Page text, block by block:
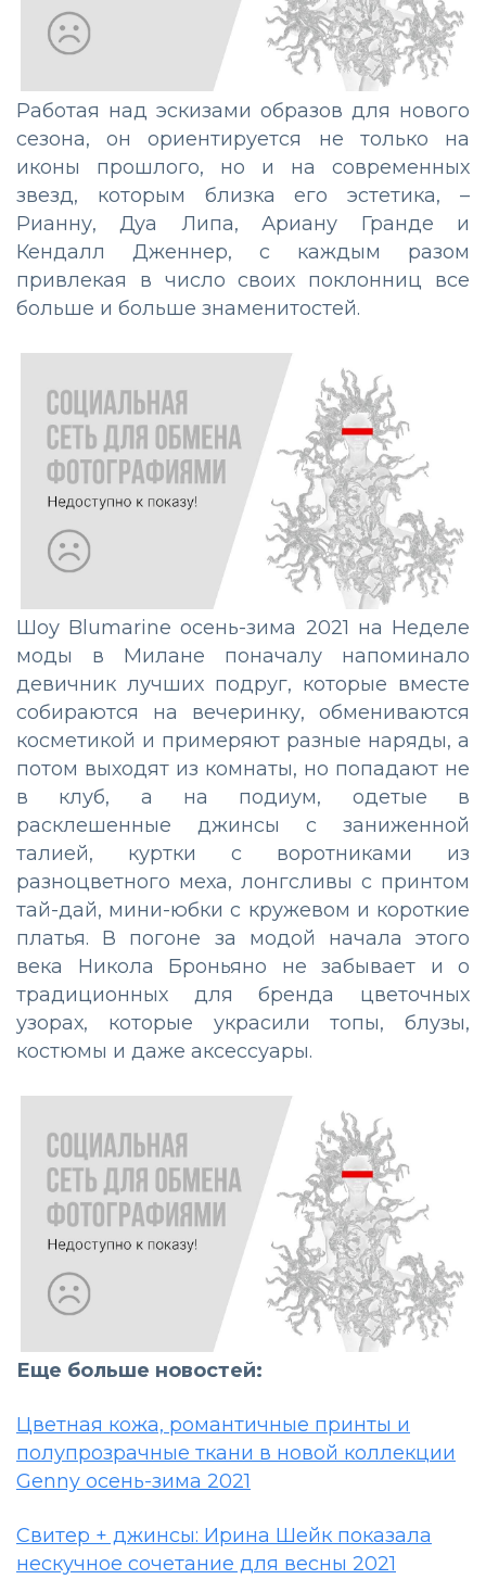
Работая над эскизами образов для нового
сезона, он ориентируется не только на
иконы прошлого, но и на современных
звезд, которым близка его эстетика, –
Рианну, Дуа Липа, Ариану Гранде и
Кендалл Дженнер, с каждым разом
привлекая в число своих поклонниц все
больше и больше знаменитостей.
Шоу Blumarine осень-зима 2021 на Неделе
моды в Милане поначалу напоминало
девичник лучших подруг, которые вместе
собираются на вечеринку, обмениваются
косметикой и примеряют разные наряды, а
потом выходят из комнаты, но попадают не
в клуб, а на подиум, одетые в
расклешенные джинсы с заниженной
талией, куртки с воротниками из
разноцветного меха, лонгсливы с принтом
тай-дай, мини-юбки с кружевом и короткие
платья. В погоне за модой начала этого
века Никола Броньяно не забывает и о
традиционных для бренда цветочных
узорах, которые украсили топы, блузы,
костюмы и даже аксессуары.
Еще больше новостей:
Цветная кожа, романтичные принты и
полупрозрачные ткани в новой коллекции
Genny осень-зима 2021
Свитер + джинсы: Ирина Шейк показала
нескучное сочетание для весны 2021